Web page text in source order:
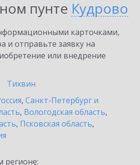
пунте Кудрово
карточками,
и отправьте заявку на
или внедрение
Тихвин
, Санкт-Петербург и
, Вологодская область,
, Псковская область,
регионе: